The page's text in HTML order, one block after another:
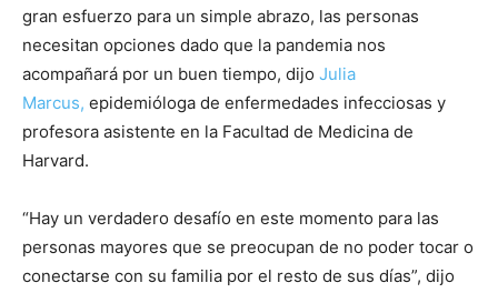
gran esfuerzo para un simple abrazo, las personas
necesitan opciones dado que la pandemia nos
acompañará por un buen tiempo, dijo Julia
Marcus, epidemióloga de enfermedades infecciosas y
profesora asistente en la Facultad de Medicina de
Harvard.
“Hay un verdadero desafío en este momento para las
personas mayores que se preocupan de no poder tocar o
conectarse con su familia por el resto de sus días”, dijo